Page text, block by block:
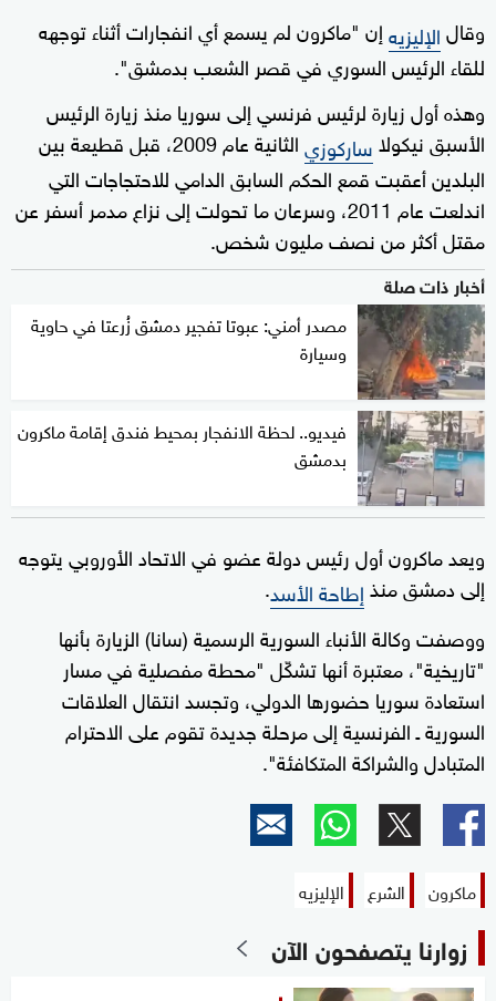
وقالالإليزيهإن "ماكرون لم يسمع أي انفجارات أثناء توجهه
للقاء الرئيس السوري في قصر الشعب بدمشق".
وهذه أول زيارة لرئيس فرنسي إلى سوريا منذ زيارة الرئيس
الأسبق نيكولاساركوزي
الثانية عام 2009، قبل قطيعة بين
البلدين أعقبت قمع الحكم السابق الدامي للاحتجاجات التي
اندلعت عام 2011، وسرعان ما تحولت إلى نزاع مدمر أسفر عن
مقتل أكثر من نصف مليون شخص.
أخبار ذات صلة
مصدر أمني: عبوتا تفجير دمشق زُرعتا في حاوية
وسيارة
فيديو.. لحظة الانفجار بمحيط فندق إقامة ماكرون
بدمشق
ويعد ماكرون أول رئيس دولة عضو في الاتحاد الأوروبي يتوجه
إلى دمشق منذإطاحة الأسد.
ووصفت وكالة الأنباء السورية الرسمية (سانا) الزيارة بأنها
"تاريخية"، معتبرة أنها تشكّل "محطة مفصلية في مسار
استعادة سوريا حضورها الدولي، وتجسد انتقال العلاقات
السورية ـ الفرنسية إلى مرحلة جديدة تقوم على الاحترام
المتبادل والشراكة المتكافئة".
ماكرون الشرع الإليزيه
زوارنا يتصفحون الآن